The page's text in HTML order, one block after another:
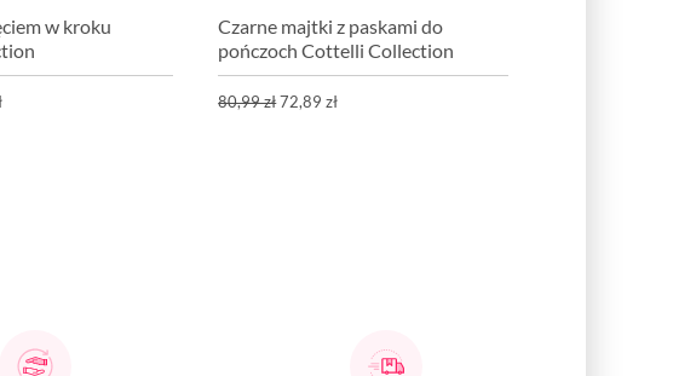
w kroku
Czarne majtki z paskami do
pończoch Cottelli Collection
80,99 zł72,89 zł